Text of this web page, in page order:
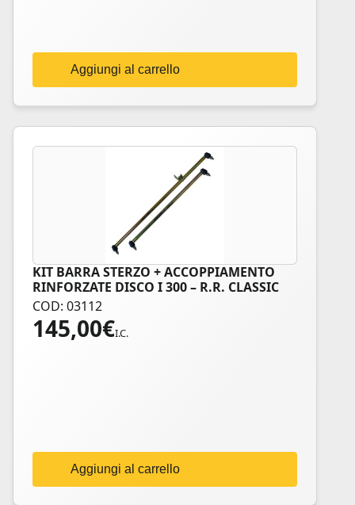
Aggiungi al carrello
KIT BARRA STERZO + ACCOPPIAMENTO
RINFORZATE DISCO I 300 – R.R. CLASSIC
COD: 03112
145,00€I.C.
Aggiungi al carrello